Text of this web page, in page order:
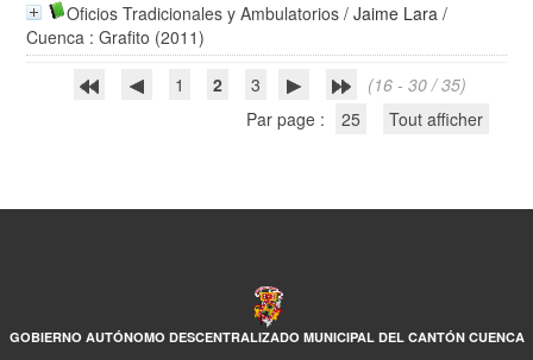
Oficios Tradicionales y Ambulatorios /Jaime Lara /
Cuenca : Grafito (2011)
1
2 3
(16 - 30 / 35)
Par page :
25 Tout afficher
GOBIERNO AUTÓNOMO DESCENTRALIZADO MUNICIPAL DEL CANTÓN CUENCA